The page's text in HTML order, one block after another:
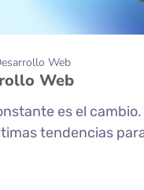
Web
Web
es el
tendencias